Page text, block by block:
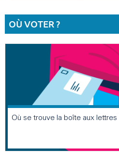
OÙ VOTER ?
Où se trouve la boîte aux lettres